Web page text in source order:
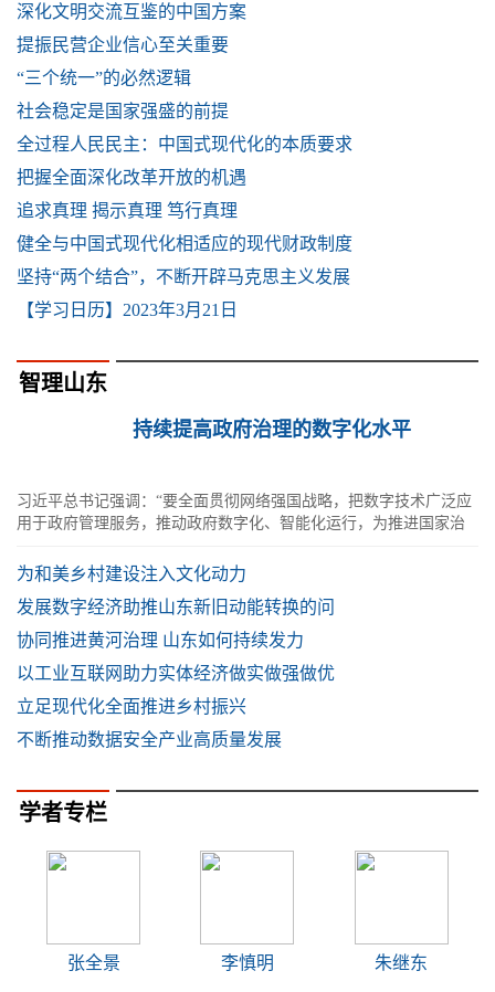
深化文明交流互鉴的中国方案
提振民营企业信心至关重要
“三个统一”的必然逻辑
社会稳定是国家强盛的前提
全过程人民民主：中国式现代化的本质要求
把握全面深化改革开放的机遇
追求真理 揭示真理 笃行真理
健全与中国式现代化相适应的现代财政制度
坚持“两个结合”，不断开辟马克思主义发展
【学习日历】2023年3月21日
智理山东
持续提高政府治理的数字化水平
习近平总书记强调：“要全面贯彻网络强国战略，把数字技术广泛应
用于政府管理服务，推动政府数字化、智能化运行，为推进国家治
为和美乡村建设注入文化动力
发展数字经济助推山东新旧动能转换的问
协同推进黄河治理 山东如何持续发力
以工业互联网助力实体经济做实做强做优
立足现代化全面推进乡村振兴
不断推动数据安全产业高质量发展
学者专栏
张全景 李慎明 朱继东